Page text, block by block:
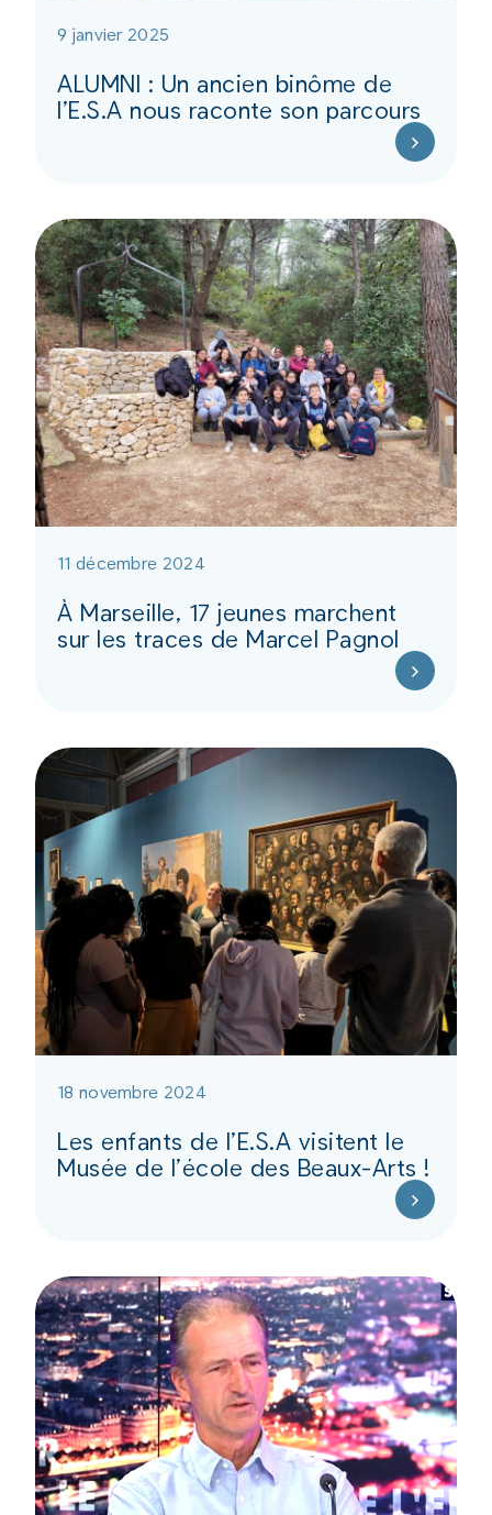
9 janvier 2025
ALUMNI : Un ancien binôme de
l’E.S.A nous raconte son parcours
11 décembre 2024
À Marseille, 17 jeunes marchent
sur les traces de Marcel Pagnol
18 novembre 2024
Les enfants de l’E.S.A visitent le
Musée de l’école des Beaux-Arts !